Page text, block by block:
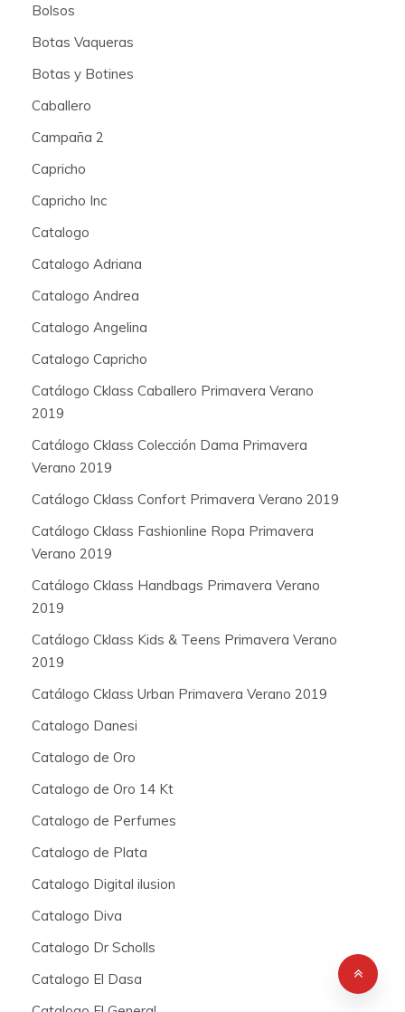
Bolsos
Botas Vaqueras
Botas y Botines
Caballero
Campaña 2
Capricho
Capricho Inc
Catalogo
Catalogo Adriana
Catalogo Andrea
Catalogo Angelina
Catalogo Capricho
Catálogo Cklass Caballero Primavera Verano
2019
Catálogo Cklass Colección Dama Primavera
Verano 2019
Catálogo Cklass Confort Primavera Verano 2019
Catálogo Cklass Fashionline Ropa Primavera
Verano 2019
Catálogo Cklass Handbags Primavera Verano
2019
Catálogo Cklass Kids & Teens Primavera Verano
2019
Catálogo Cklass Urban Primavera Verano 2019
Catalogo Danesi
Catalogo de Oro
Catalogo de Oro 14 Kt
Catalogo de Perfumes
Catalogo de Plata
Catalogo Digital ilusion
Catalogo Diva
Catalogo Dr Scholls
Catalogo El Dasa